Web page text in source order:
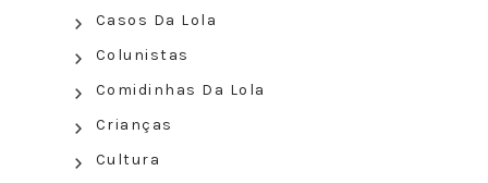
Casos Da Lola
Colunistas
Comidinhas Da Lola
Crianças
Cultura